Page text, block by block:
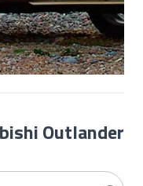
Outlander